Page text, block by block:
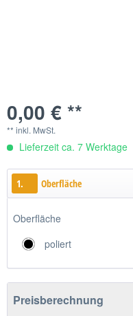
0,00 € **
** inkl. MwSt.
Lieferzeit ca. 7 Werktage
1. Oberfläche
Oberfläche
poliert
Preisberechnung